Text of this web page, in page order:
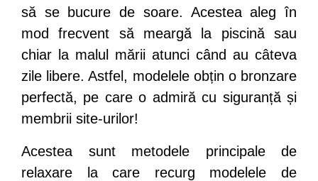
să se bucure de soare. Acestea aleg în
mod frecvent să meargă la piscină sau
chiar la malul mării atunci când au câteva
zile libere. Astfel, modelele obțin o bronzare
perfectă, pe care o admiră cu siguranță și
membrii site-urilor!
Acestea sunt metodele principale de
relaxare la care recurg modelele de